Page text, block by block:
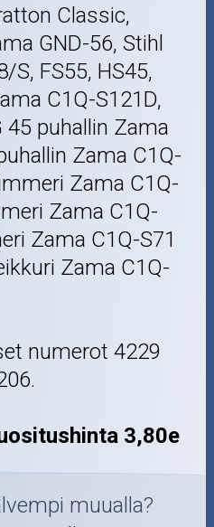
Classic,
GND-56, Stihl
S, FS55, HS45,
C1Q-S121D,
45 puhallin Zama
Zama C1Q-
Zama C1Q-
Zama C1Q-
Zama C1Q-S71
Zama C1Q-
numerot 4229
3,80e
muualla?